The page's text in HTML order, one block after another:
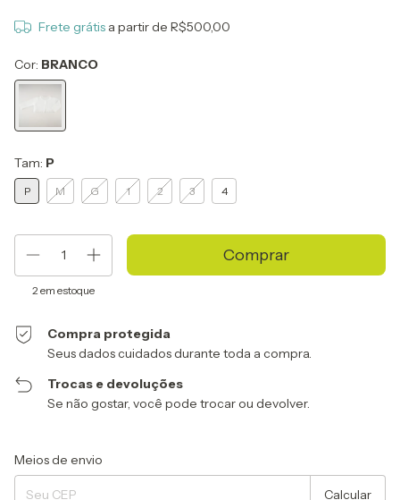
Frete grátis a partir de R$500,00
Cor: BRANCO
Tam: P
P M G 1 2 3 4
2 em estoque
Compra protegida
Seus dados cuidados durante toda a compra.
Trocas e devoluções
Se não gostar, você pode trocar ou devolver.
Entregas para o CEP:
Meios de envio
Calcular